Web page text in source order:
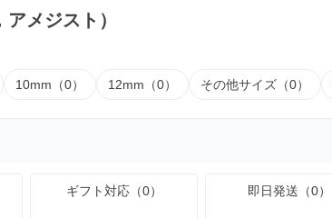
メジスト）
10mm（0） 12mm（0） その他サイズ（0）
ギフト対応（0） 即日発送（0）